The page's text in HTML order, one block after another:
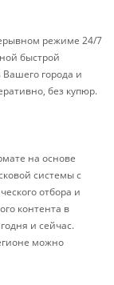
режиме 24/7
быстрой
города и
без купюр.
на основе
системы с
отбора и
контента в
и сейчас.
можно